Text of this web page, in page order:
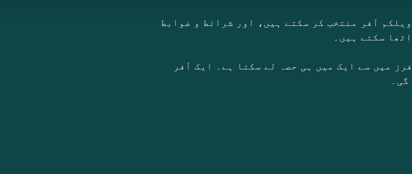
آفر منتخب کر سکتے ہیں، اور شرائط و ضوابط
سکتے ہیں۔
میں سے ایک میں ہی حصہ لے سکتا ہے۔ ایک آفر